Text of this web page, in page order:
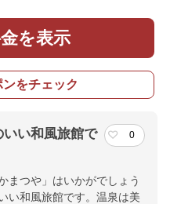
を表示
をチェック
い和風旅館で
0
まつや」はいかがでしょう
い和風旅館です。温泉は美